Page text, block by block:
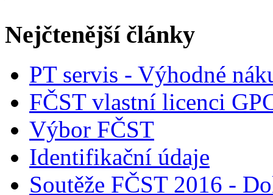
Nejčtenější články
PT servis - Výhodné
FČST vlastní licenci
Výbor FČST
Identifikační údaje
Soutěže FČST 2016 -